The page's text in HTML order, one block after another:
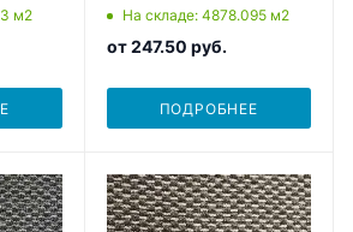
м2 На складе: 4878.095 м2
от247.50 руб.
ПОДРОБНЕЕ